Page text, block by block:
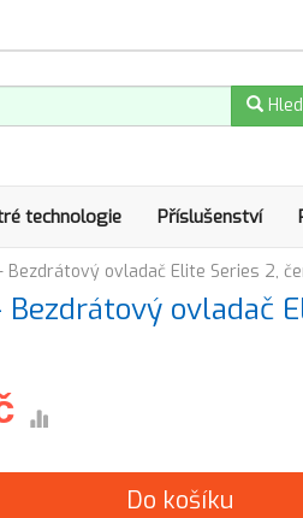
technologie Příslušenství
- Bezdrátový ovladač Elite Series 2,
Bezdrátový ovladač
Do košíku